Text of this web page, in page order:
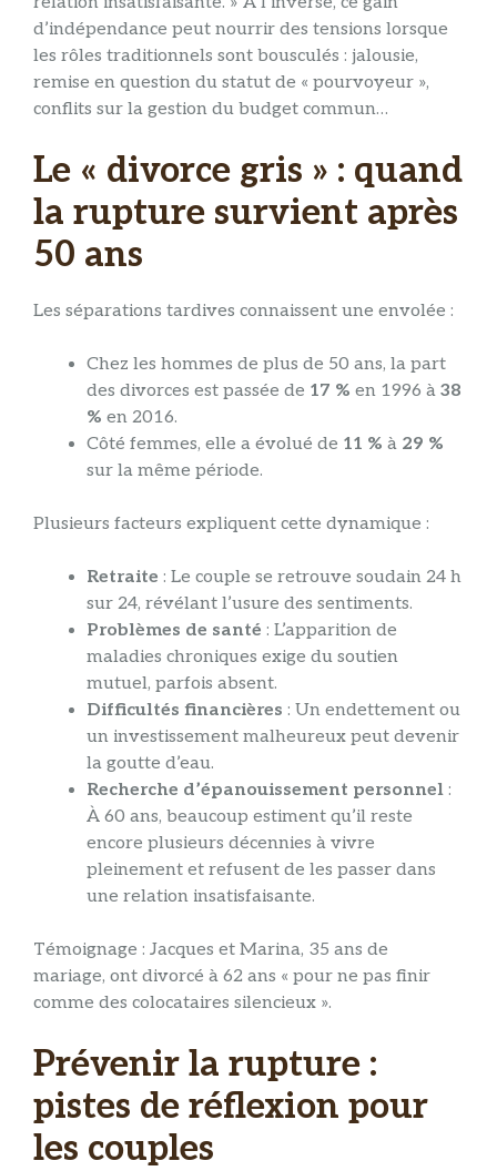
d’indépendance peut nourrir des tensions lorsque
les rôles traditionnels sont bousculés : jalousie,
remise en question du statut de « pourvoyeur »,
conflits sur la gestion du budget commun…
Le « divorce gris » : quand
la rupture survient après
50 ans
Les séparations tardives connaissent une envolée :
Chez les hommes de plus de 50 ans, la part
des divorces est passée de 17 % en 1996 à 38
% en 2016.
Côté femmes, elle a évolué de 11 % à 29 %
sur la même période.
Plusieurs facteurs expliquent cette dynamique :
Retraite : Le couple se retrouve soudain 24 h
sur 24, révélant l’usure des sentiments.
Problèmes de santé : L’apparition de
maladies chroniques exige du soutien
mutuel, parfois absent.
Difficultés financières : Un endettement ou
un investissement malheureux peut devenir
la goutte d’eau.
Recherche d’épanouissement personnel :
À 60 ans, beaucoup estiment qu’il reste
encore plusieurs décennies à vivre
pleinement et refusent de les passer dans
une relation insatisfaisante.
Témoignage : Jacques et Marina, 35 ans de
mariage, ont divorcé à 62 ans « pour ne pas finir
comme des colocataires silencieux ».
Prévenir la rupture :
pistes de réflexion pour
les couples